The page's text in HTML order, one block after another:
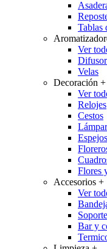
Tablas
Ver
Velas
Decoración +
Ver
Relojes
Cestos
Espejos
Flores
Accesorios +
Ver
Bar y